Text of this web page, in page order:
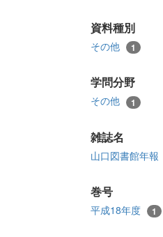
資料種別
その他 1
学問分野
その他 1
雑誌名
山口図書館年報
巻号
平成18年度 1